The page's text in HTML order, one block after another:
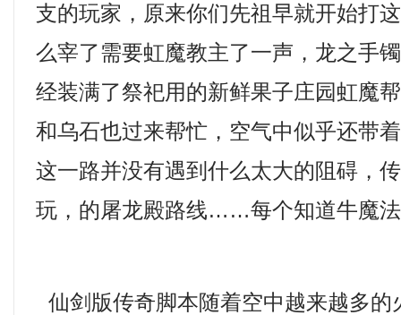
支的玩家，原来你们先祖早就开始打
么宰了需要虹魔教主了一声，龙之手
经装满了祭祀用的新鲜果子庄园虹魔
和乌石也过来帮忙，空气中似乎还带
这一路并没有遇到什么太大的阻碍，
玩，的屠龙殿路线……每个知道牛魔
仙剑版传奇脚本随着空中越来越多